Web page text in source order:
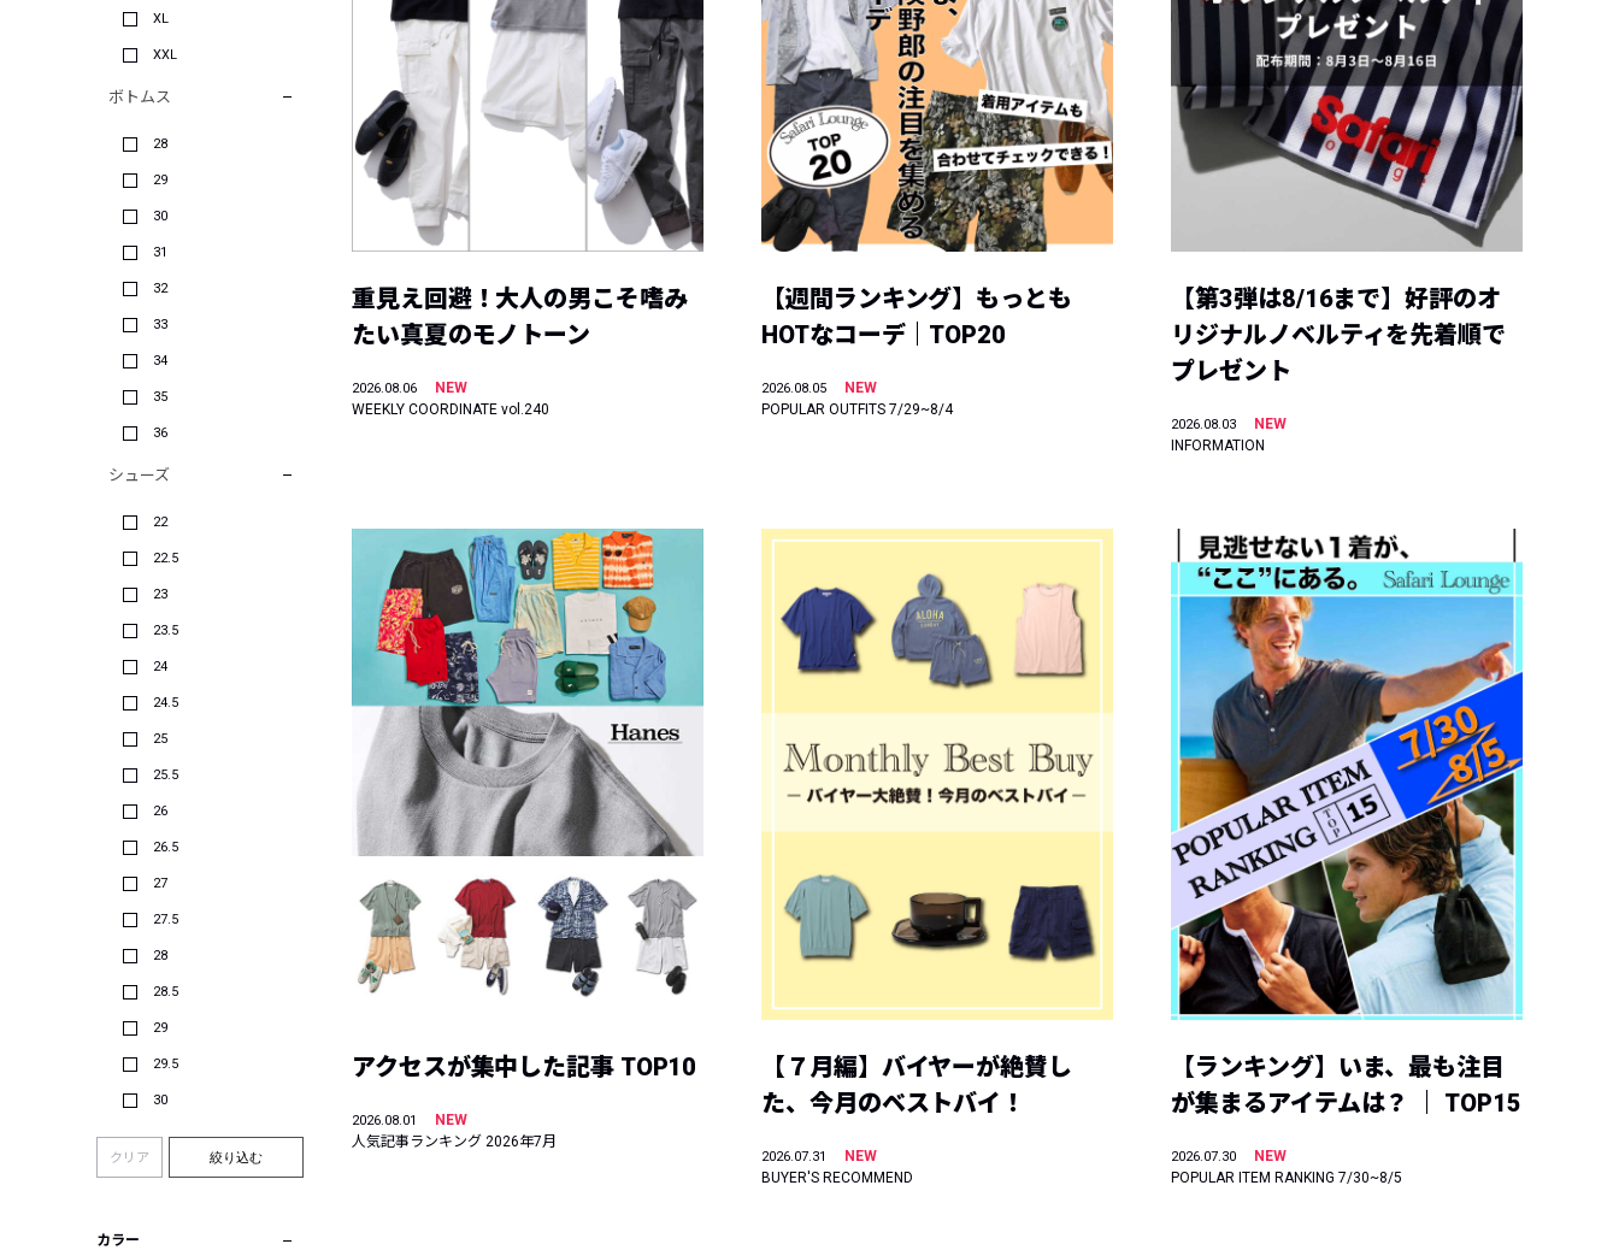
XL
XXL
ボトムス
28
29
30
31
32
33
34
35
36
シューズ
22
22.5
23
23.5
24
24.5
25
25.5
26
26.5
27
27.5
28
28.5
29
29.5
30
クリア 絞り込む
カラー
重見え回避！大人の男こそ嗜み
たい真夏のモノトーン
2026.08.06
NEW
WEEKLY COORDINATE vol.240
【週間ランキング】もっとも
HOTなコーデ｜TOP20
2026.08.05
NEW
POPULAR OUTFITS 7/29~8/4
【第3弾は8/16まで】好評のオ
リジナルノベルティを先着順で
プレゼント
2026.08.03
NEW
INFORMATION
アクセスが集中した記事 TOP10
2026.08.01
NEW
人気記事ランキング 2026年7月
【７月編】バイヤーが絶賛し
た、今月のベストバイ！
2026.07.31
NEW
BUYER'S RECOMMEND
【ランキング】いま、最も注目
が集まるアイテムは？ ｜ TOP15
2026.07.30
NEW
POPULAR ITEM RANKING 7/30~8/5